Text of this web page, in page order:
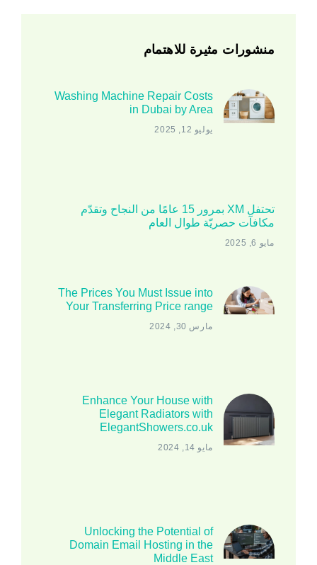
منشورات مثيرة للاهتمام
Washing Machine Repair Costs
in Dubai by Area
يوليو 12, 2025
تحتفل XM بمرور 15 عامًا من النجاح وتقدّم
مكافآت حصريّة طوال العام
مايو 6, 2025
The Prices You Must Issue into
Your Transferring Price range
مارس 30, 2024
Enhance Your House with
Elegant Radiators with
ElegantShowers.co.uk
مايو 14, 2024
Unlocking the Potential of
Domain Email Hosting in the
Middle East